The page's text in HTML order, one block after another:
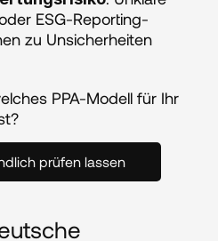
ESG-Reporting-
zu Unsicherheiten
PPA-Modell für Ihr
prüfen lassen